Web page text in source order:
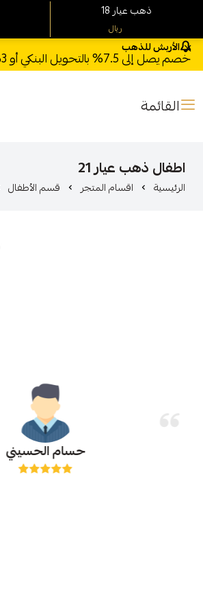
الأربش للذهب
خصم يصل إلى 7.5% بالتحويل البنكي أو 3% عبر مدى وSTC Pay + خصم بكود **X123** وشحن مجاني للطلبات فوق 1000 ريال
القائمة
اطفال ذهب عيار 21
الرئيسية اقسام المتجر قسم الأطفال
حسام الحسيني
18 ذهب عيار
ريال